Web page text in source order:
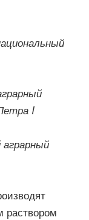
I
аграрный
раствором